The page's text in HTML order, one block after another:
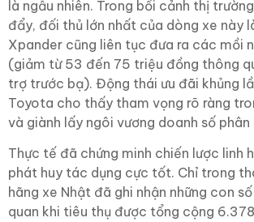
là ngẫu nhiên. Trong bối cảnh thị
đẩy, đối thủ lớn nhất của dòng xe này
Xpander cũng liên tục đưa ra các mồi
(giảm từ 53 đến 75 triệu đồng thông
trợ trước bạ). Động thái ưu đãi khủng
Toyota cho thấy tham vọng rõ ràng
và giành lấy ngôi vương doanh số
Thực tế đã chứng minh chiến lược linh
phát huy tác dụng cực tốt. Chỉ trong
hãng xe Nhật đã ghi nhận những con
quan khi tiêu thụ được tổng cộng